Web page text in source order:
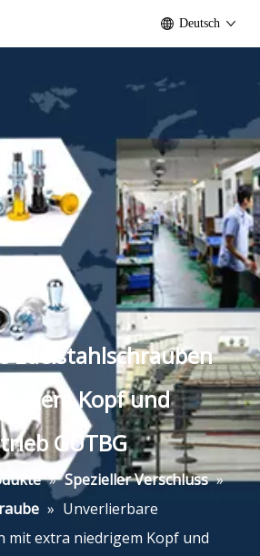
Deutsch
Edelstahlschrauben
Kopf und
GUTBG
» Spezieller Verschluss »
» Unverlierbare
mit extra niedrigem Kopf und